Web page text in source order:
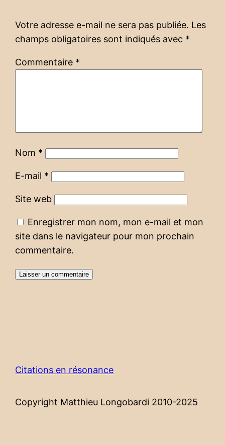
Votre adresse e-mail ne sera pas publiée. Les
champs obligatoires sont indiqués avec *
Commentaire *
Nom *
E-mail *
Site web
Enregistrer mon nom, mon e-mail et mon
site dans le navigateur pour mon prochain
commentaire.
Citations en résonance
Copyright Matthieu Longobardi 2010-2025